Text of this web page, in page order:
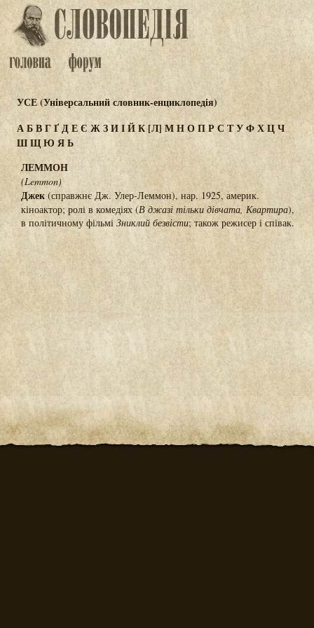
УСЕ (Універсальний словник-енциклопедія)
АБВГҐДЕЄ ЖЗИІЙК[Л] МНОПР СТУФХЦЧ
ШЩЮЯЬ
ЛЕММОН
(Lemmon)
Джек (справжнє Дж. Улер-Леммон), нар. 1925, америк.
кіноактор; ролі в комедіях (В джазі тільки дівчата, Квартира),
в політичному фільмі Зниклий безвісти; також режисер і співак.